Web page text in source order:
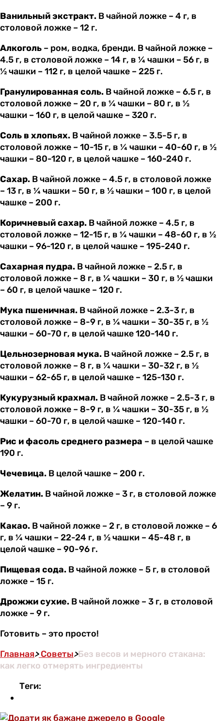
Ванильный экстракт. В чайной ложке – 4 г, в
столовой ложке – 12 г.
Алкоголь – ром, водка, бренди. В чайной ложке –
4.5 г, в столовой ложке – 14 г, в ¼ чашки – 56 г, в
½ чашки – 112 г, в целой чашке – 225 г.
Гранулированная соль. В чайной ложке – 6.5 г, в
столовой ложке – 20 г, в ¼ чашки – 80 г, в ½
чашки – 160 г, в целой чашке – 320 г.
Соль в хлопьях. В чайной ложке – 3.5-5 г, в
столовой ложке – 10-15 г, в ¼ чашки – 40-60 г, в ½
чашки – 80-120 г, в целой чашке – 160-240 г.
Сахар. В чайной ложке – 4.5 г, в столовой ложке
– 13 г, в ¼ чашки – 50 г, в ½ чашки – 100 г, в целой
чашке – 200 г.
Коричневый сахар. В чайной ложке – 4.5 г, в
столовой ложке – 12-15 г, в ¼ чашки – 48-60 г, в ½
чашки – 96-120 г, в целой чашке – 195-240 г.
Сахарная пудра. В чайной ложке – 2.5 г, в
столовой ложке – 8 г, в ¼ чашки – 30 г, в ½ чашки
– 60 г, в целой чашке – 120 г.
Мука пшеничная. В чайной ложке – 2.3-3 г, в
столовой ложке – 8-9 г, в ¼ чашки – 30-35 г, в ½
чашки – 60-70 г, в целой чашке 120-140 г.
Цельнозерновая мука. В чайной ложке – 2.5 г, в
столовой ложке – 8 г, в ¼ чашки – 30-32 г, в ½
чашки – 62-65 г, в целой чашке – 125-130 г.
Кукурузный крахмал. В чайной ложке – 2.5-3 г, в
столовой ложке – 8-9 г, в ¼ чашки – 30-35 г, в ½
чашки – 60-70 г, в целой чашке – 120-140 г.
Рис и фасоль среднего размера – в целой чашке
190 г.
Чечевица. В целой чашке – 200 г.
Желатин. В чайной ложке – 3 г, в столовой ложке
– 9 г.
Какао. В чайной ложке – 2 г, в столовой ложке – 6
г, в ¼ чашки – 22-24 г, в ½ чашки – 45-48 г, в
целой чашке – 90-96 г.
Пищевая сода. В чайной ложке – 5 г, в столовой
ложке – 15 г.
Дрожжи сухие. В чайной ложке – 3 г, в столовой
ложке – 9 г.
Готовить – это просто!
Главная>Советы>Без весов и мерного стакана:
как легко отмерять ингредиенты
Теги: